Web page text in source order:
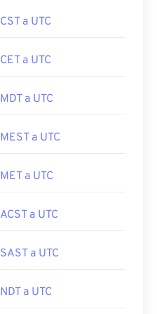
CST a UTC
CET a UTC
MDT a UTC
MEST a UTC
MET a UTC
ACST a UTC
SAST a UTC
NDT a UTC